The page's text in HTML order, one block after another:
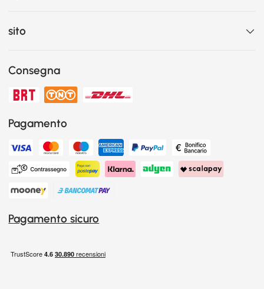
sito
Consegna
Pagamento
Pagamento sicuro